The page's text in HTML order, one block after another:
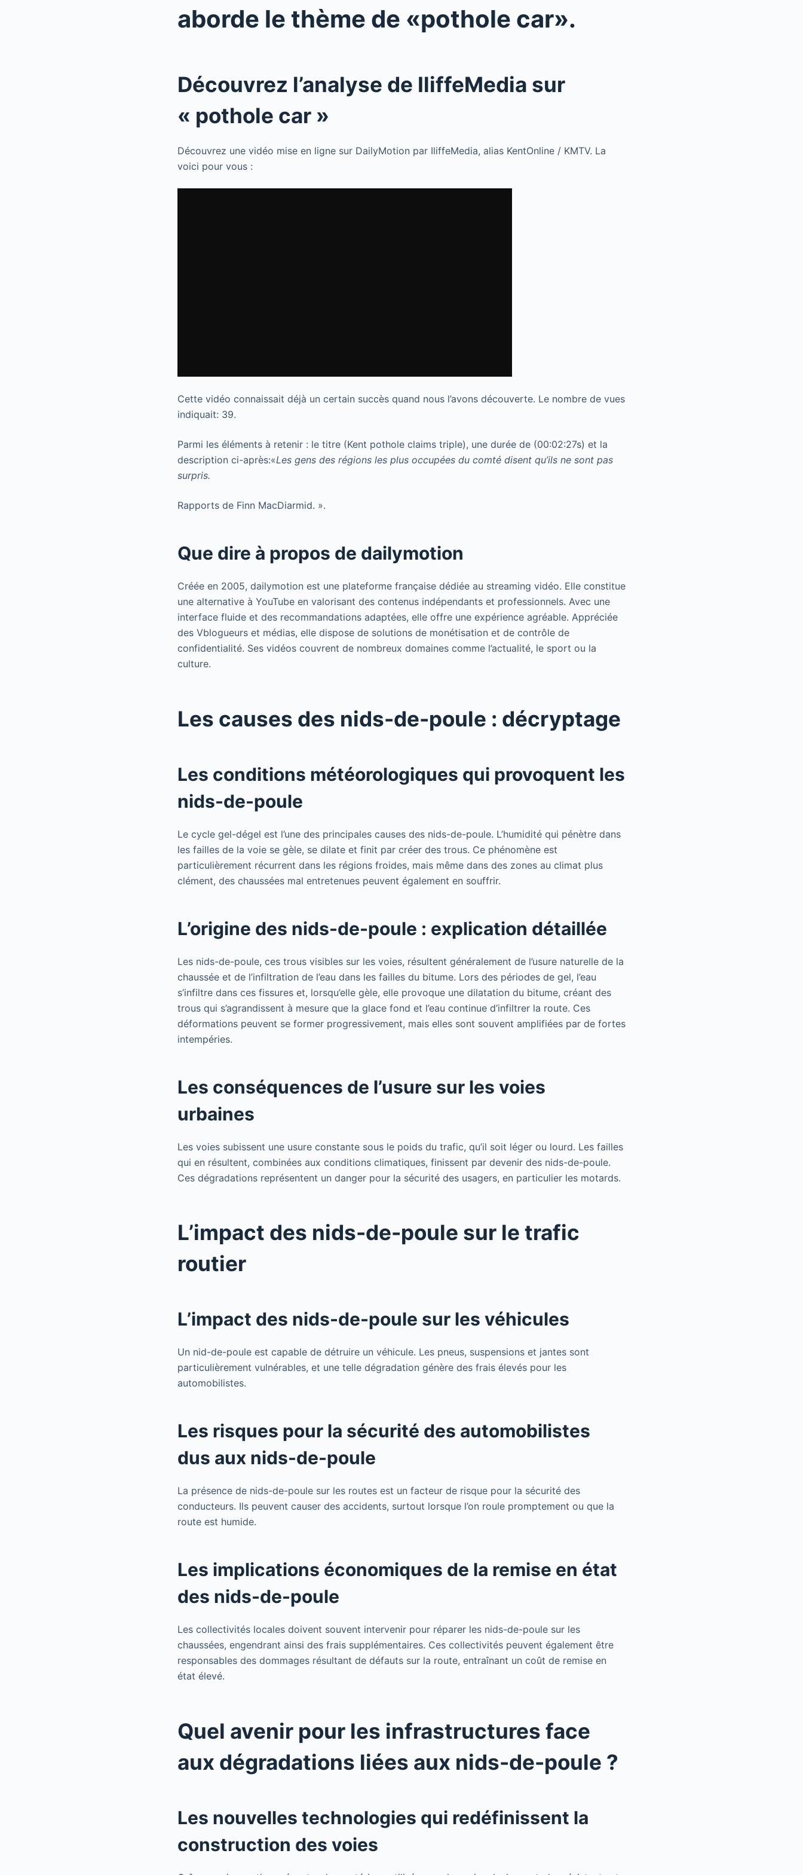
aborde le thème de «pothole car».
Découvrez l’analyse de IliffeMedia sur
« pothole car »
Découvrez une vidéo mise en ligne sur DailyMotion par IliffeMedia, alias KentOnline / KMTV. La
voici pour vous :
Cette vidéo connaissait déjà un certain succès quand nous l’avons découverte. Le nombre de vues
indiquait: 39.
Parmi les éléments à retenir : le titre (Kent pothole claims triple), une durée de (00:02:27s) et la
description ci-après:«Les gens des régions les plus occupées du comté disent qu’ils ne sont pas
surpris.
Rapports de Finn MacDiarmid. ».
Que dire à propos de dailymotion
Créée en 2005, dailymotion est une plateforme française dédiée au streaming vidéo. Elle constitue
une alternative à YouTube en valorisant des contenus indépendants et professionnels. Avec une
interface fluide et des recommandations adaptées, elle offre une expérience agréable. Appréciée
des Vblogueurs et médias, elle dispose de solutions de monétisation et de contrôle de
confidentialité. Ses vidéos couvrent de nombreux domaines comme l’actualité, le sport ou la
culture.
Les causes des nids-de-poule : décryptage
Les conditions météorologiques qui provoquent les
nids-de-poule
Le cycle gel-dégel est l’une des principales causes des nids-de-poule. L’humidité qui pénètre dans
les failles de la voie se gèle, se dilate et finit par créer des trous. Ce phénomène est
particulièrement récurrent dans les régions froides, mais même dans des zones au climat plus
clément, des chaussées mal entretenues peuvent également en souffrir.
L’origine des nids-de-poule : explication détaillée
Les nids-de-poule, ces trous visibles sur les voies, résultent généralement de l’usure naturelle de la
chaussée et de l’infiltration de l’eau dans les failles du bitume. Lors des périodes de gel, l’eau
s’infiltre dans ces fissures et, lorsqu’elle gèle, elle provoque une dilatation du bitume, créant des
trous qui s’agrandissent à mesure que la glace fond et l’eau continue d’infiltrer la route. Ces
déformations peuvent se former progressivement, mais elles sont souvent amplifiées par de fortes
intempéries.
Les conséquences de l’usure sur les voies
urbaines
Les voies subissent une usure constante sous le poids du trafic, qu’il soit léger ou lourd. Les failles
qui en résultent, combinées aux conditions climatiques, finissent par devenir des nids-de-poule.
Ces dégradations représentent un danger pour la sécurité des usagers, en particulier les motards.
L’impact des nids-de-poule sur le trafic
routier
L’impact des nids-de-poule sur les véhicules
Un nid-de-poule est capable de détruire un véhicule. Les pneus, suspensions et jantes sont
particulièrement vulnérables, et une telle dégradation génère des frais élevés pour les
automobilistes.
Les risques pour la sécurité des automobilistes
dus aux nids-de-poule
La présence de nids-de-poule sur les routes est un facteur de risque pour la sécurité des
conducteurs. Ils peuvent causer des accidents, surtout lorsque l’on roule promptement ou que la
route est humide.
Les implications économiques de la remise en état
des nids-de-poule
Les collectivités locales doivent souvent intervenir pour réparer les nids-de-poule sur les
chaussées, engendrant ainsi des frais supplémentaires. Ces collectivités peuvent également être
responsables des dommages résultant de défauts sur la route, entraînant un coût de remise en
état élevé.
Quel avenir pour les infrastructures face
aux dégradations liées aux nids-de-poule ?
Les nouvelles technologies qui redéfinissent la
construction des voies